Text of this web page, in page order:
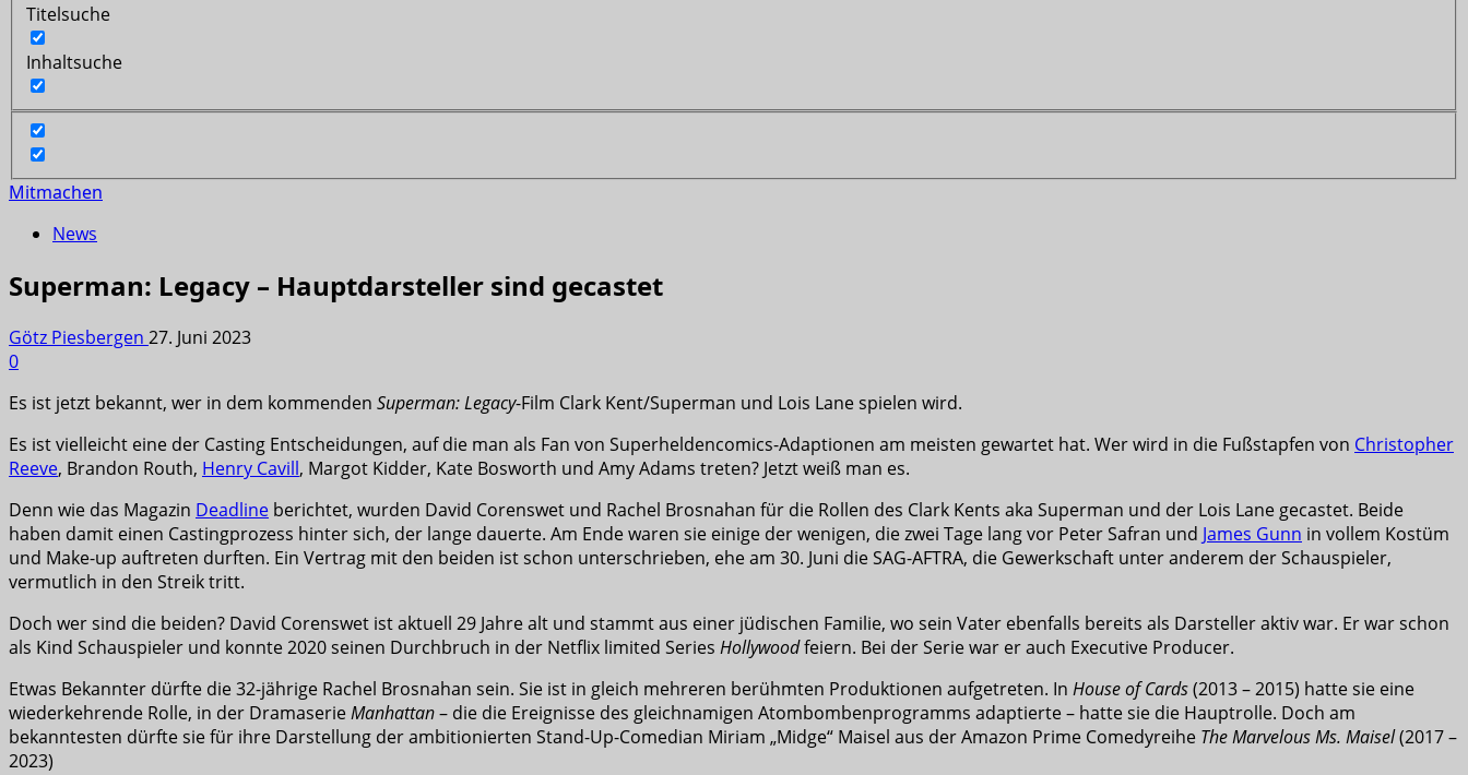
Titelsuche
Inhaltsuche
Mitmachen
News
Superman: Legacy – Hauptdarsteller sind gecastet
Götz Piesbergen 27. Juni 2023
0
Es ist jetzt bekannt, wer in dem kommenden Superman: Legacy-Film Clark Kent/Superman und Lois Lane spielen wird.
Es ist vielleicht eine der Casting Entscheidungen, auf die man als Fan von Superheldencomics-Adaptionen am meisten gewartet hat. Wer wird in die Fußstapfen von Christopher
Reeve, Brandon Routh, Henry Cavill, Margot Kidder, Kate Bosworth und Amy Adams treten? Jetzt weiß man es.
Denn wie das Magazin Deadline berichtet, wurden David Corenswet und Rachel Brosnahan für die Rollen des Clark Kents aka Superman und der Lois Lane gecastet. Beide
haben damit einen Castingprozess hinter sich, der lange dauerte. Am Ende waren sie einige der wenigen, die zwei Tage lang vor Peter Safran und James Gunn in vollem Kostüm
und Make-up auftreten durften. Ein Vertrag mit den beiden ist schon unterschrieben, ehe am 30. Juni die SAG-AFTRA, die Gewerkschaft unter anderem der Schauspieler,
vermutlich in den Streik tritt.
Doch wer sind die beiden? David Corenswet ist aktuell 29 Jahre alt und stammt aus einer jüdischen Familie, wo sein Vater ebenfalls bereits als Darsteller aktiv war. Er war schon
als Kind Schauspieler und konnte 2020 seinen Durchbruch in der Netflix limited Series Hollywoodfeiern. Bei der Serie war er auch Executive Producer.
Etwas Bekannter dürfte die 32-jährige Rachel Brosnahan sein. Sie ist in gleich mehreren berühmten Produktionen aufgetreten. In House of Cards(2013 – 2015) hatte sie eine
wiederkehrende Rolle, in der DramaserieManhattan– die die Ereignisse des gleichnamigen Atombombenprogramms adaptierte – hatte sie die Hauptrolle. Doch am
bekanntesten dürfte sie für ihre Darstellung der ambitionierten Stand-Up-Comedian Miriam „Midge“ Maisel aus der Amazon Prime Comedyreihe The Marvelous Ms. Maisel(2017 –
2023)